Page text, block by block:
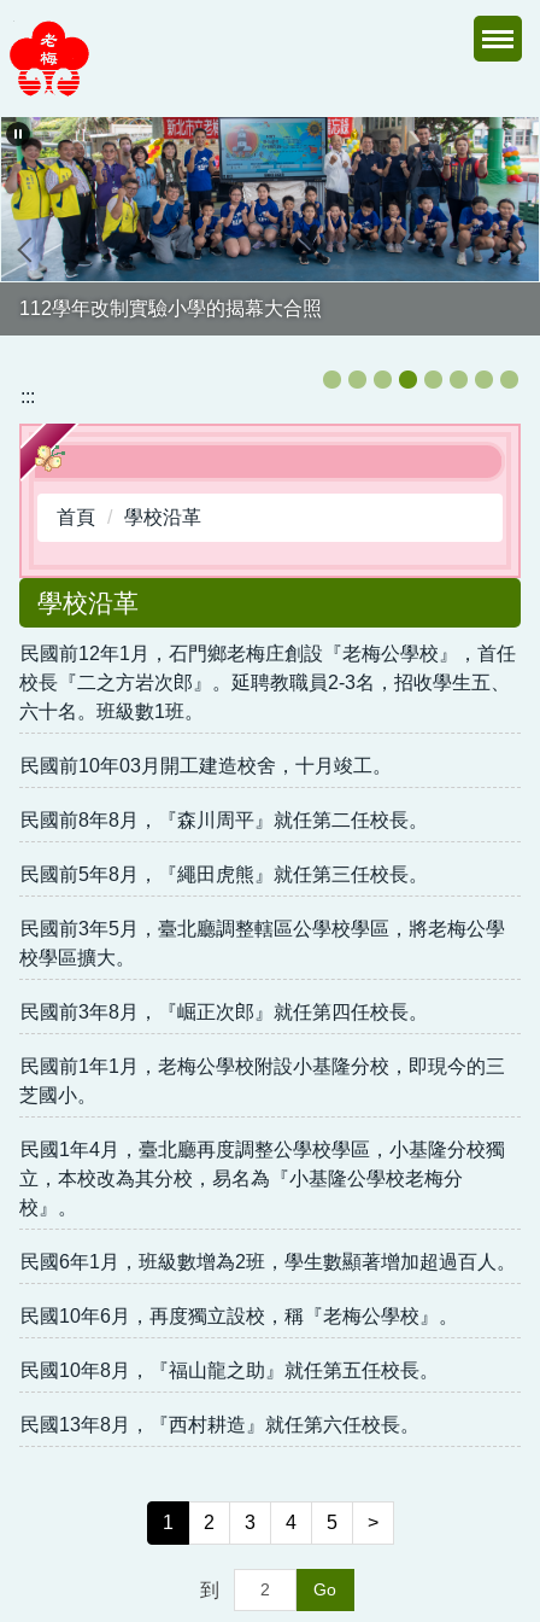
跳
到
主
內
容
區
112學年改制實驗小學的揭幕大合照
:::
首頁 學校沿革
學校沿革
民國前12年1月，石門鄉老梅庄創設『老梅公學校』，首任
校長『二之方岩次郎』。延聘教職員2-3名，招收學生五、
六十名。班級數1班。
民國前10年03月開工建造校舍，十月竣工。
民國前8年8月，『森川周平』就任第二任校長。
民國前5年8月，『繩田虎熊』就任第三任校長。
民國前3年5月，臺北廳調整轄區公學校學區，將老梅公學
校學區擴大。
民國前3年8月，『崛正次郎』就任第四任校長。
民國前1年1月，老梅公學校附設小基隆分校，即現今的三
芝國小。
民國1年4月，臺北廳再度調整公學校學區，小基隆分校獨
立，本校改為其分校，易名為『小基隆公學校老梅分
校』。
民國6年1月，班級數增為2班，學生數顯著增加超過百人。
民國10年6月，再度獨立設校，稱『老梅公學校』。
民國10年8月，『福山龍之助』就任第五任校長。
民國13年8月，『西村耕造』就任第六任校長。
1 2 3 4 5 >
到 Go